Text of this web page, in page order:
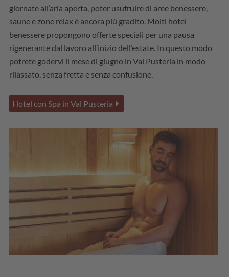
giornate all’aria aperta, poter usufruire di aree benessere,
saune e zone relax è ancora più gradito. Molti hotel
benessere propongono offerte speciali per una pausa
rigenerante dal lavoro all’inizio dell’estate. In questo modo
potrete godervi il mese di giugno in Val Pusteria in modo
rilassato, senza fretta e senza confusione.
Hotel con Spa in Val Pusteria